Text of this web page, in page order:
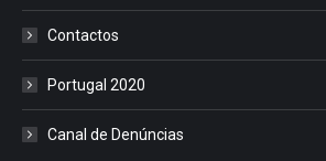
Contactos
Portugal 2020
Canal de Denúncias